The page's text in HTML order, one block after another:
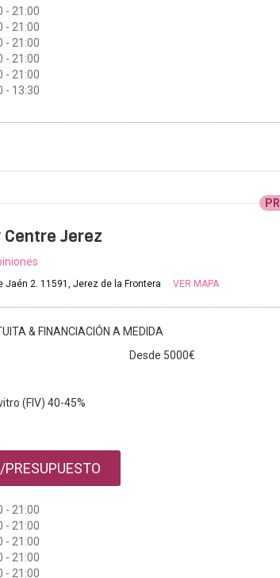
- 21:00
- 21:00
- 21:00
- 21:00
- 21:00
- 13:30
Centre Jerez
Jaén 2. 11591, Jerez de la Frontera VER MAPA
& FINANCIACIÓN A MEDIDA
Desde 5000€
(FIV) 40-45%
- 21:00
- 21:00
- 21:00
- 21:00
- 21:00